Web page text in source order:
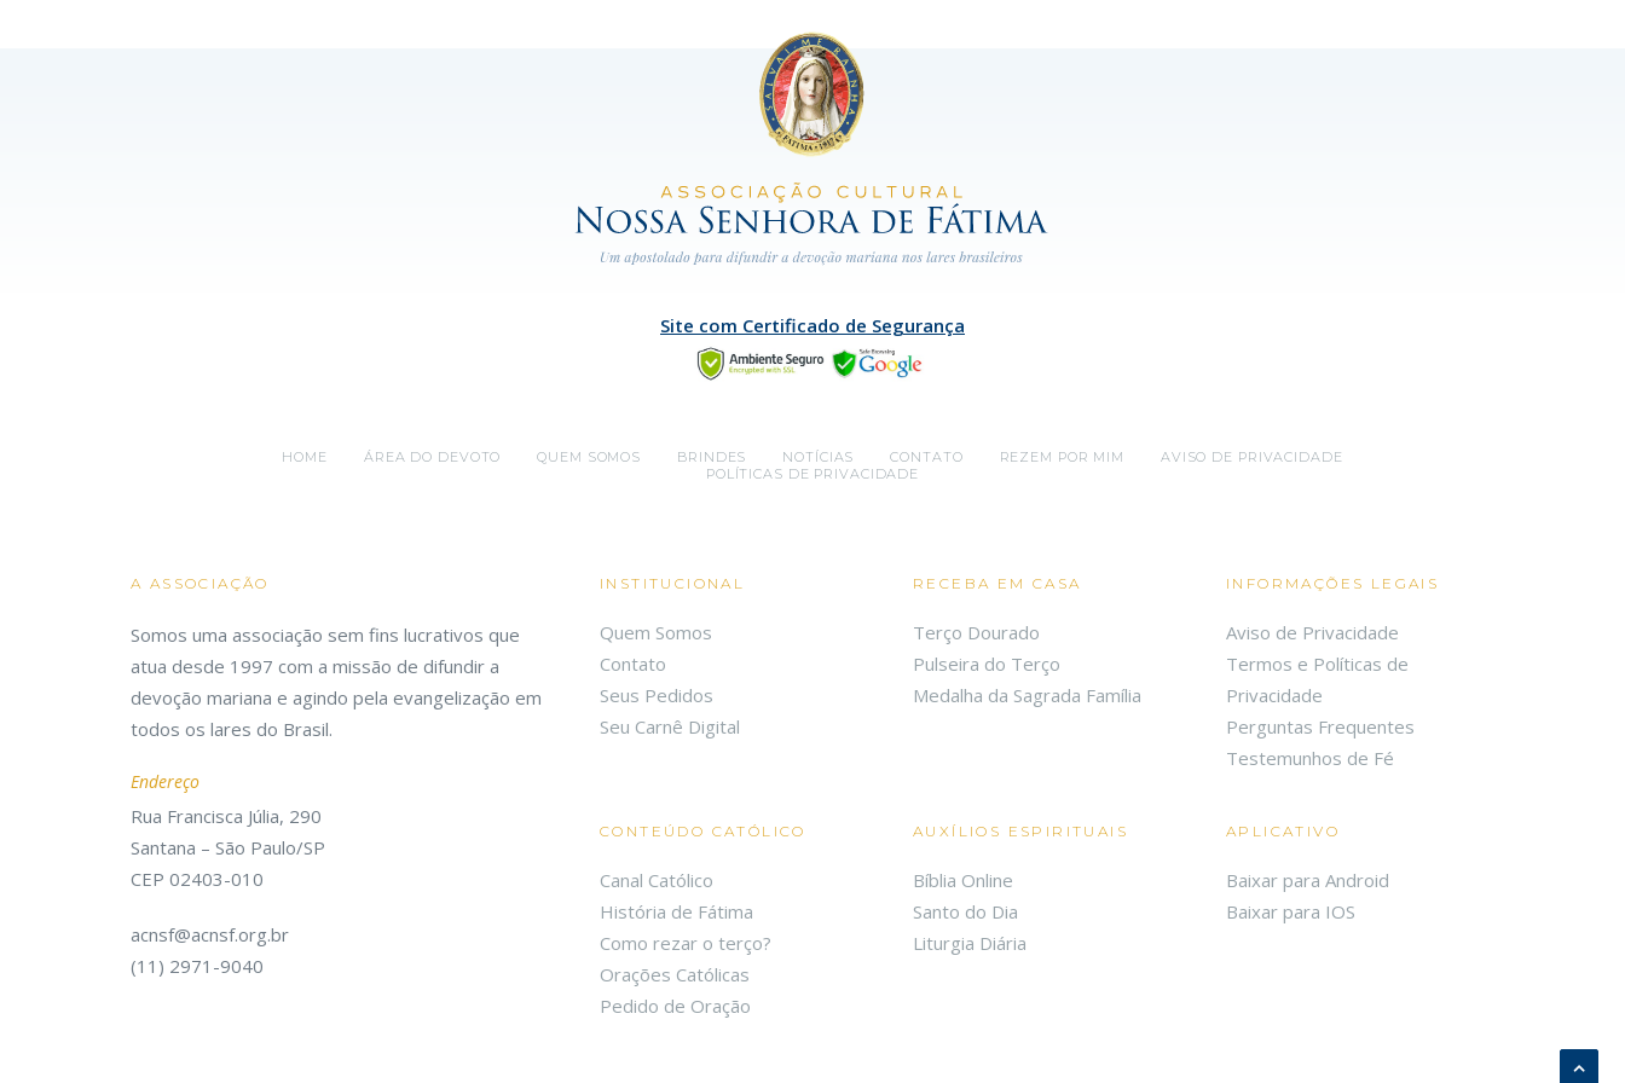
Site com Certificado de Segurança
HOME ÁREA DO DEVOTO QUEM SOMOS BRINDES NOTÍCIAS CONTATO REZEM POR MIM
AVISO DE PRIVACIDADE
POLÍTICAS DE PRIVACIDADE
A ASSOCIAÇÃO
Somos uma associação sem fins lucrativos que
atua desde 1997 com a missão de difundir a
devoção mariana e agindo pela evangelização em
todos os lares do Brasil.
Endereço
Rua Francisca Júlia, 290
Santana – São Paulo/SP
CEP 02403-010
acnsf@acnsf.org.br
(11) 2971-9040
INSTITUCIONAL
Quem Somos
Contato
Seus Pedidos
Seu Carnê Digital
RECEBA EM CASA
Terço Dourado
Pulseira do Terço
Medalha da Sagrada Família
INFORMAÇÕES LEGAIS
Aviso de Privacidade
Termos e Políticas de
Privacidade
Perguntas Frequentes
Testemunhos de Fé
CONTEÚDO CATÓLICO
Canal Católico
História de Fátima
Como rezar o terço?
Orações Católicas
Pedido de Oração
AUXÍLIOS ESPIRITUAIS
Bíblia Online
Santo do Dia
Liturgia Diária
APLICATIVO
Baixar para Android
Baixar para IOS